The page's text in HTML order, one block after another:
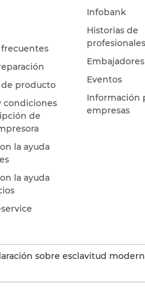
producto
condiciones
de
la ayuda
la ayuda
Infobank
Historias de
profesionales
Embajadores
Eventos
Información
empresas
sobre esclavitud